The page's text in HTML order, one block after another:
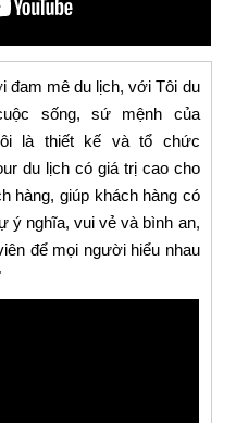
đam mê du lịch, với Tôi du
sống, sứ mệnh của
là thiết kế và tổ chức
du lịch có giá trị cao cho
hàng, giúp khách hàng có
ý nghĩa, vui vẻ và bình an,
để mọi người hiểu nhau